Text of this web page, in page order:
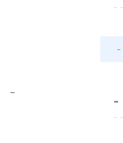
- -
-
-
-
- -